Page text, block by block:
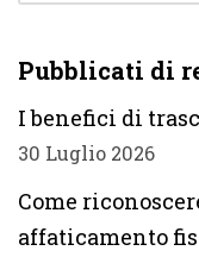
Pubblicati di
I benefici di
30 Luglio 2026
Come
affaticamento